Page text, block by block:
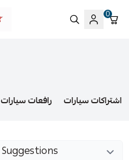
متجر لمسات الشرقية لزينة سيارات LMS
0
رافعات سيارات اشتراكات سيارات